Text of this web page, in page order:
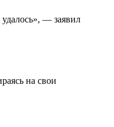
— заявил
на свои